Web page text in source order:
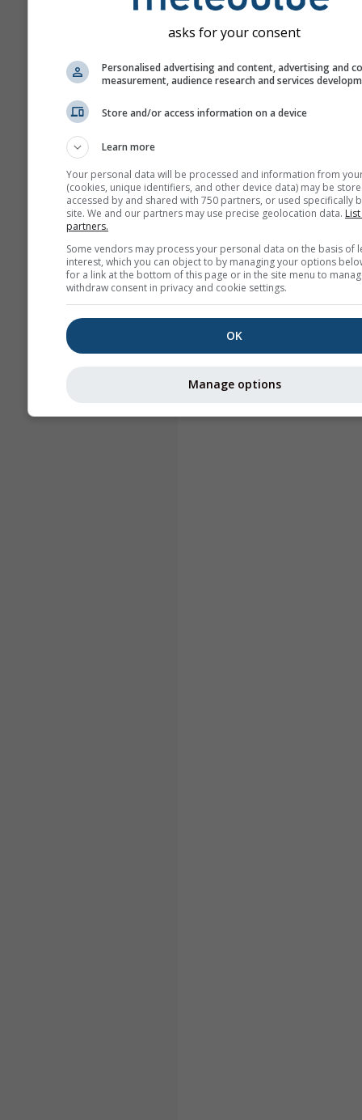
asks for your consent
Personalised advertising and content, advertising and
measurement, audience research and services
Store and/or access information on a device
Learn more
Your personal data will be processed and information from
(cookies, unique identifiers, and other device data) may be
accessed by and shared with 750 partners, or used specifically
site. We and our partners may use precise geolocation data.
partners.
Some vendors may process your personal data on the basis of
interest, which you can object to by managing your options
for a link at the bottom of this page or in the site menu to
withdraw consent in privacy and cookie settings.
OK
Manage options